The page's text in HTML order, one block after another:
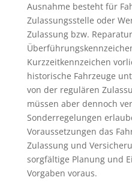
Ausnahme besteht für
Zulassungsstelle oder
Zulassung bzw.
Kurzzeitkennzeichen
historische Fahrzeuge
von der regulären
müssen aber dennoch
Sonderregelungen
Voraussetzungen das
Zulassung und
sorgfältige Planung und
Vorgaben voraus.